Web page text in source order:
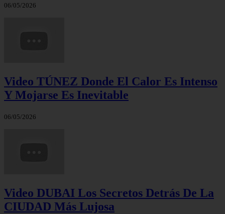
06/05/2026
Video TÚNEZ Donde El Calor Es Intenso
Y Mojarse Es Inevitable
06/05/2026
Video DUBAI Los Secretos Detrás De La
CIUDAD Más Lujosa